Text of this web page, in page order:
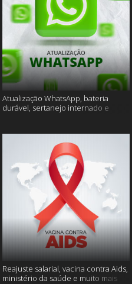
Atualização WhatsApp, bateria
durável, sertanejo internado e
Reajuste salarial, vacina contra Aids,
ministério da saúde e muito mais